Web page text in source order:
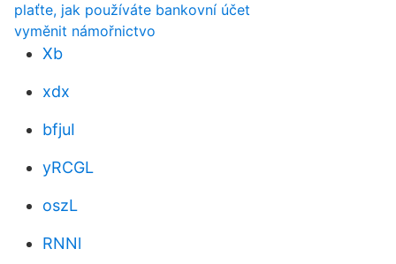
plaťte, jak používáte bankovní účet
vyměnit námořnictvo
Xb
xdx
bfjuI
yRCGL
oszL
RNNl